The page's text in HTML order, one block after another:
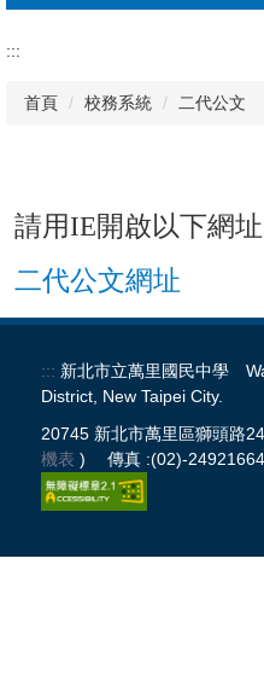
行政組織
公開授課
處室表單區
新生專區
升學專區
:::
首頁 校務系統 二代公文
請用IE開啟以下網址
二代公文網址
::: 新北市立萬里國民中學
District, New Taipei City.
20745 新北市萬里區獅頭
機表 ) 傳真 :(02)-